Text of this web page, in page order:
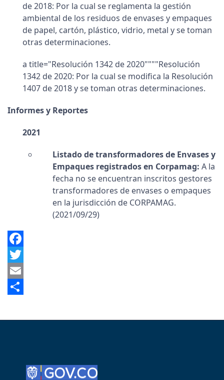
de 2018: Por la cual se reglamenta la gestión
ambiental de los residuos de envases y empaques
de papel, cartón, plástico, vidrio, metal y se toman
otras determinaciones.
a title="Resolución 1342 de 2020""""Resolución
1342 de 2020: Por la cual se modifica la Resolución
1407 de 2018 y se toman otras determinaciones.
Informes y Reportes
2021
Listado de transformadores de Envases y
Empaques registrados en Corpamag: A la
fecha no se encuentran inscritos gestores
transformadores de envases o empaques
en la jurisdicción de CORPAMAG.
(2021/09/29)
Facebook
Twitter
Email